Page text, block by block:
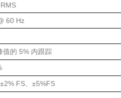
60 Hz
值的 5% 内跟踪
±2% FS、±5%FS